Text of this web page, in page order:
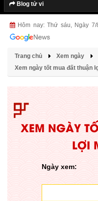
Blog tử vi
Hôm nay: Thứ sáu, Ngày 7/
Trang chủ
Xem ngày
Xem ngày tốt mua đất thuận
XEM NGÀY
LỢI
Ngày xem: